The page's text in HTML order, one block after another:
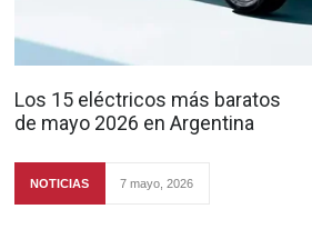
Los 15 eléctricos más baratos
de mayo 2026 en Argentina
NOTICIAS 7 mayo, 2026